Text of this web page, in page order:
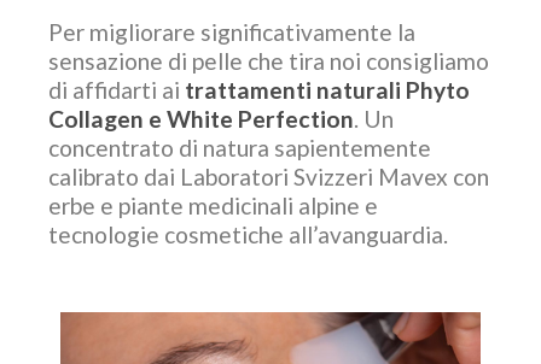
Per migliorare significativamente la
sensazione di pelle che tira noi consigliamo
di affidarti ai trattamenti naturali Phyto
Collagen e White Perfection. Un
concentrato di natura sapientemente
calibrato dai Laboratori Svizzeri Mavex con
erbe e piante medicinali alpine e
tecnologie cosmetiche all’avanguardia.